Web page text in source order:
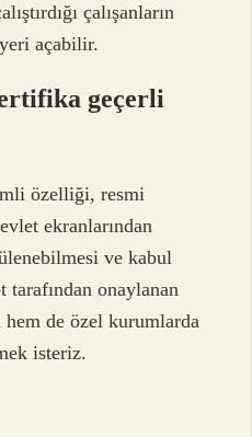
çalışanların
açabilir.
geçerli
özelliği, resmi
ekranlarından
ve kabul
onaylanan
de özel kurumlarda
isteriz.